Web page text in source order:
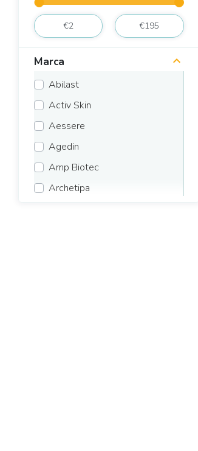
Marca
Abilast
Activ Skin
Aessere
Agedin
Amp Biotec
Archetipa